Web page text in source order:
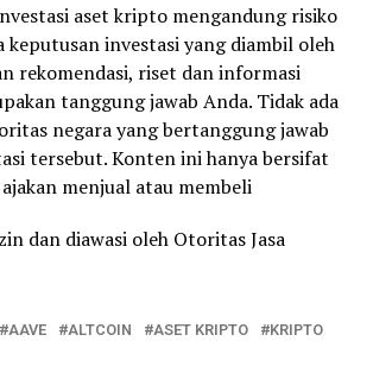
aset kripto mengandung risiko
keputusan investasi yang diambil oleh
rekomendasi, riset dan informasi
tanggung jawab Anda. Tidak ada
negara yang bertanggung jawab
tersebut. Konten ini hanya bersifat
menjual atau membeli
dan diawasi oleh Otoritas Jasa
AAVE ALTCOIN ASET KRIPTO KRIPTO